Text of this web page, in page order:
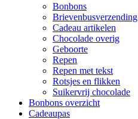
Bonbons
Brievenbusverzending
Cadeau artikelen
Chocolade overig
Geboorte
Repen
Repen met tekst
Rotsjes en flikken
Suikervrij chocolade
Bonbons overzicht
Cadeaupas